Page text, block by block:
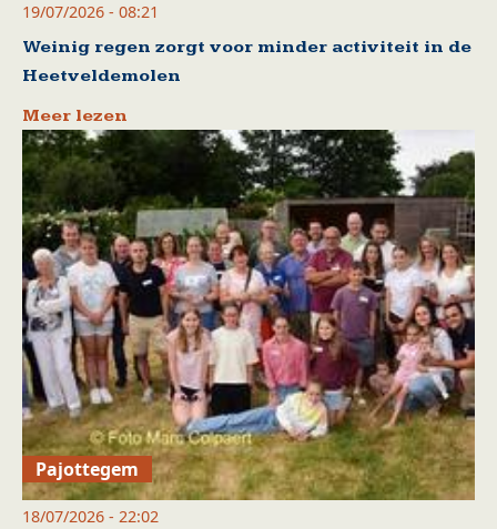
19/07/2026 - 08:21
Weinig regen zorgt voor minder activiteit in de
Heetveldemolen
Meer lezen
Pajottegem
18/07/2026 - 22:02